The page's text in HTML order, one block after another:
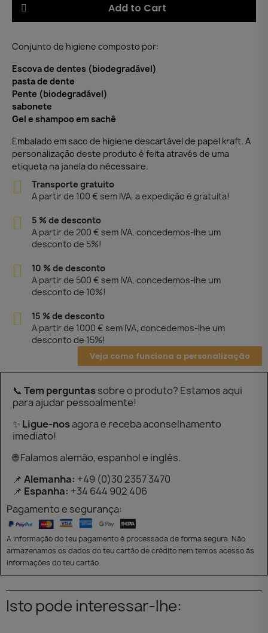
Add to Cart
Conjunto de higiene composto por:
Escova de dentes (biodegradável)
pasta de dente
Pente (biodegradável)
sabonete
Gel e shampoo em sachê
Embalado em saco de higiene descartável de papel kraft. A
personalização deste produto é feita através de uma
etiqueta na janela do nécessaire.
Transporte gratuito
A partir de 100 € sem IVA, a expedição é gratuita!
5 % de desconto
A partir de 200 € sem IVA, concedemos-lhe um
desconto de 5%!
10 % de desconto
A partir de 500 € sem IVA, concedemos-lhe um
desconto de 10%!
15 % de desconto
A partir de 1000 € sem IVA, concedemos-lhe um
desconto de 15%!
Veja como funciona a personalização
📞 Tem perguntassobre o produto? Estamos aqui
para ajudar pessoalmente!
✨ Ligue-nosagora e receba aconselhamento
imediato!
🌐 Falamos alemão, espanhol e inglês.
📌 Alemanha: +49 (0)30 2357 3470
📌 Espanha: +34 644 902 406
Pagamento e segurança:
A informação do teu pagamento é processada de forma segura. Não
armazenamos os dados do teu cartão de crédito nem temos acesso às
informações do teu cartão.
Isto pode interessar-lhe: